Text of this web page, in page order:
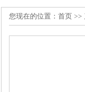
您现在的位置： 首页 >>